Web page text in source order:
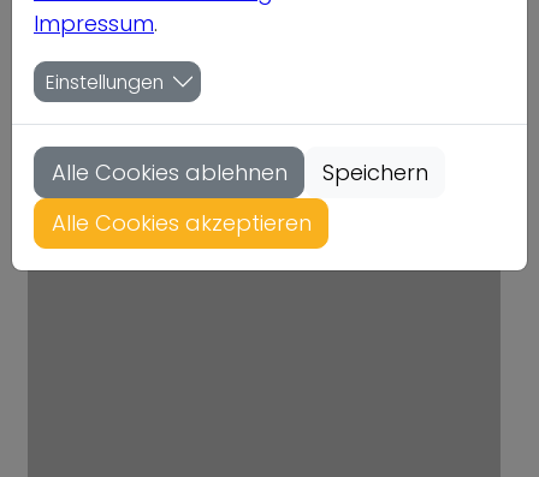
Impressum.
Einstellungen
Alle Cookies ablehnen
Speichern
Alle Cookies akzeptieren